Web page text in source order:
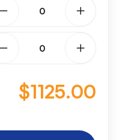
$1125.00